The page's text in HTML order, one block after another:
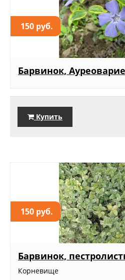
150 руб.
Барвинок,
Купить
150 руб.
Барвинок,
Корневище